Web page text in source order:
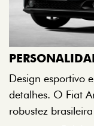
Design esportivo
detalhes. O Fiat
robustez